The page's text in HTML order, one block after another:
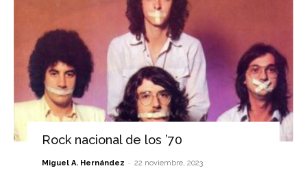
Rock nacional de los ’70
Miguel A. Hernández - 22 noviembre, 2023